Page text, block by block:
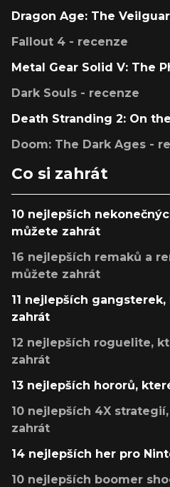
Dragon Age: The
Fallout 4 - recenze
Metal Gear Solid V: The
Dark Souls - recenze
Death Stranding 2: On
Doom: The Dark Ages -
Co si zahrát
10 nejlepších
můžete zahrát
16 nejlepších remaků a
můžete zahrát
11 nejlepších
zahrát
12 nejlepších roguelite,
zahrát
13 nejlepších hororů,
10 nejlepších 4X
zahrát
14 nejlepších her pro
10 nejlepších boomer